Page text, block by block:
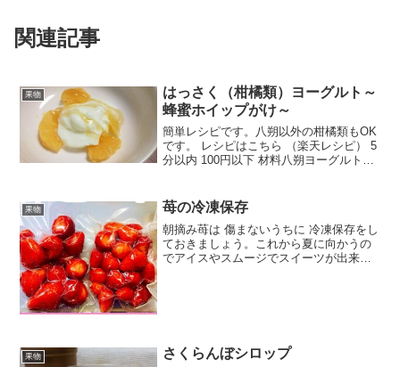
関連記事
果物
はっさく（柑橘類）ヨーグルト～
蜂蜜ホイップがけ～
簡単レシピです。八朔以外の柑橘類もOK
です。 レシピはこちら （楽天レシピ） 5
分以内 100円以下 材料八朔ヨーグルトホ
果物 苺の冷凍保存
朝摘み苺は 傷まないうちに 冷凍保存をし
ておきましょう。これから夏に向かうの
でアイスやスムージでスイーツが出来ま
果物 さくらんぼシロップ